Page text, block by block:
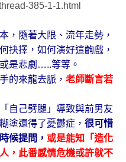
385-1-1.html
，隨著大限、流年走勢，
抉擇，如何演好這齣戲，
是悲劇…..等等。
的來龍去脈， 老師斷言若
自己劈腿」導致與前男友
塗還得了憂鬱症， 很可惜
候提問， 或是能知「造化
，此番感情危機或許就不